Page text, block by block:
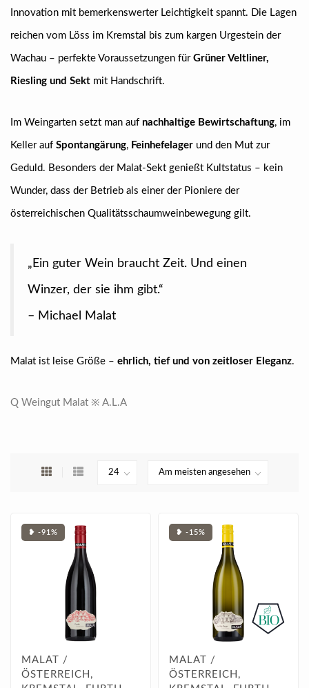
Innovation mit bemerkenswerter Leichtigkeit spannt. Die Lagen
reichen vom Löss im Kremstal bis zum kargen Urgestein der
Wachau – perfekte Voraussetzungen für Grüner Veltliner,
Riesling und Sekt mit Handschrift.
Im Weingarten setzt man auf nachhaltige Bewirtschaftung, im
Keller auf Spontangärung, Feinhefelager und den Mut zur
Geduld. Besonders der Malat-Sekt genießt Kultstatus – kein
Wunder, dass der Betrieb als einer der Pioniere der
österreichischen Qualitätsschaumweinbewegung gilt.
„Ein guter Wein braucht Zeit. Und einen
Winzer, der sie ihm gibt.“
– Michael Malat
Malat ist leise Größe – ehrlich, tief und von zeitloser Eleganz.
Q Weingut Malat ※ A.L.A
❥ -91%
MALAT /
ÖSTERREICH,
❥ -15%
MALAT /
ÖSTERREICH,